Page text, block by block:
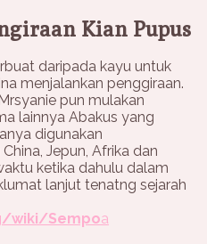
Kian Pupus
daripada kayu untuk
menjalankan penggiraan.
pun mulakan
lainnya Abakus yang
digunakan
Jepun, Afrika dan
ketika dahulu dalam
lanjut tenatng sejarah
wiki/Sempoa